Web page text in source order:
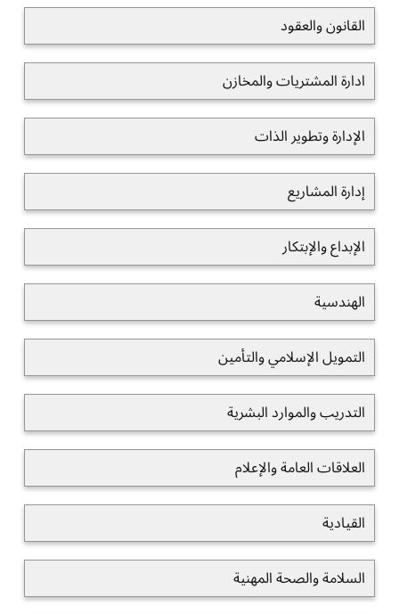
القانون والعقود
ادارة المشتريات والمخازن
الإدارة وتطوير الذات
إدارة المشاريع
الإبداع والإبتكار
الهندسية
التمويل الإسلامي والتأمين
التدريب والموارد البشرية
العلاقات العامة والإعلام
القيادية
السلامة والصحة المهنية